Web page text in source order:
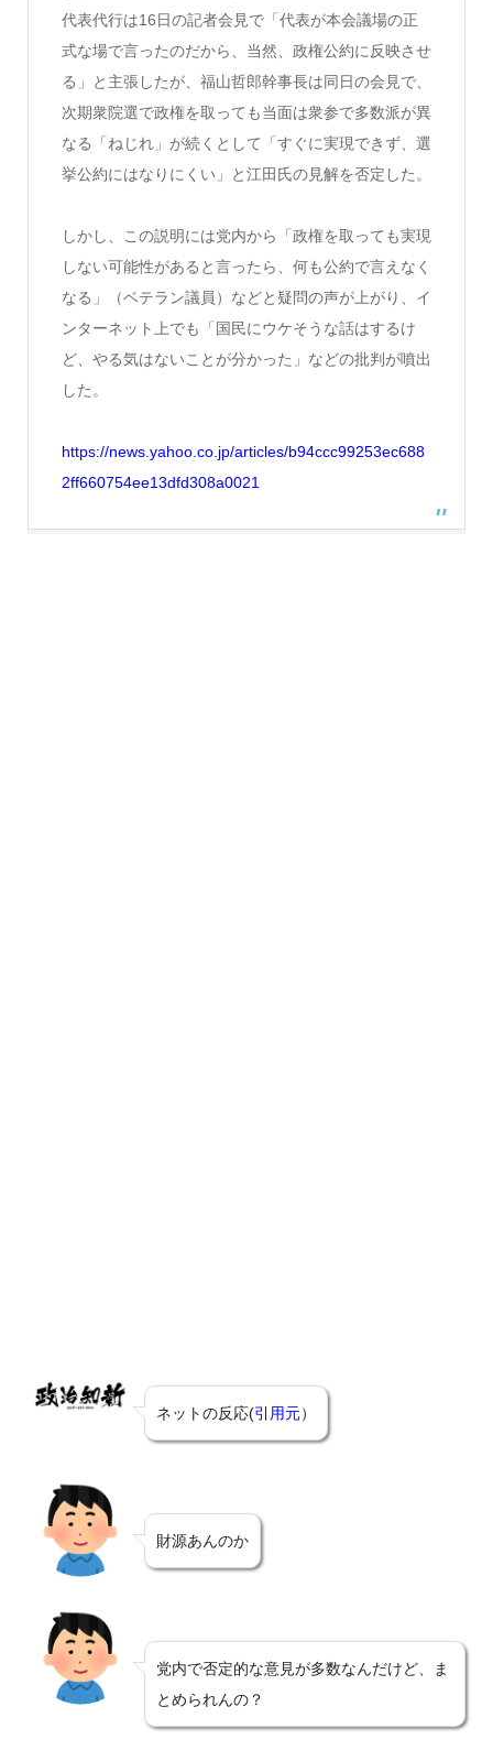
代表代行は16日の記者会見で「代表が本会議場の正
式な場で言ったのだから、当然、政権公約に反映させ
る」と主張したが、福山哲郎幹事長は同日の会見で、
次期衆院選で政権を取っても当面は衆参で多数派が異
なる「ねじれ」が続くとして「すぐに実現できず、選
挙公約にはなりにくい」と江田氏の見解を否定した。
しかし、この説明には党内から「政権を取っても実現
しない可能性があると言ったら、何も公約で言えなく
なる」（ベテラン議員）などと疑問の声が上がり、イ
ンターネット上でも「国民にウケそうな話はするけ
ど、やる気はないことが分かった」などの批判が噴出
した。
https://news.yahoo.co.jp/articles/b94ccc99253ec688
2ff660754ee13dfd308a0021
ネットの反応(引用元）
財源あんのか
党内で否定的な意見が多数なんだけど、ま
とめられんの？